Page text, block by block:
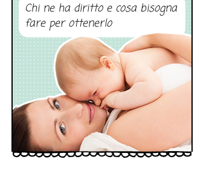
Chi ne ha diritto e cosa bisogna
fare per ottenerlo